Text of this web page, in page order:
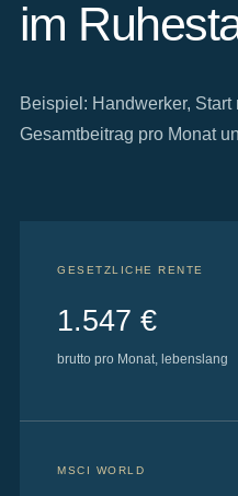
im
Beispiel: Handwerker,
Gesamtbeitrag pro Monat
GESETZLICHE RENTE
1.547 €
brutto pro Monat, lebenslang
MSCI WORLD